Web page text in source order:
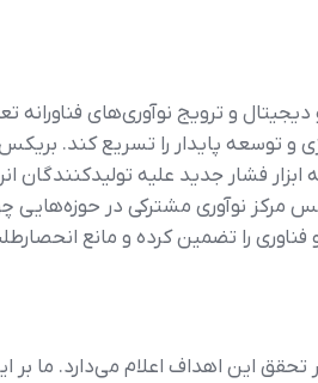
و ترویج نوآوری‌های
و توسعه پایدار را تسریع کند.
فشار جدید علیه تولیدکنندگان
مرکز نوآوری مشترکی در
را تضمین کرده و مانع
این اهداف اعلام می‌دارد. ما بر